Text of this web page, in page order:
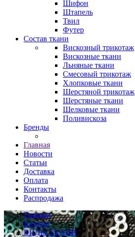
Шифон
Штапель
Твил
Футер
Состав ткани
Вискозный трикотаж
Вискозные ткани
Льняные ткани
Смесовый трикотаж
Хлопковые ткани
Шерстяной трикотаж
Шерстяные ткани
Шелковые ткани
Поливискоза
Бренды
Главная
Новости
Статьи
Доставка
Оплата
Контакты
Распродажа
Главная
Каталог
ВИДЫ ТКАНИ